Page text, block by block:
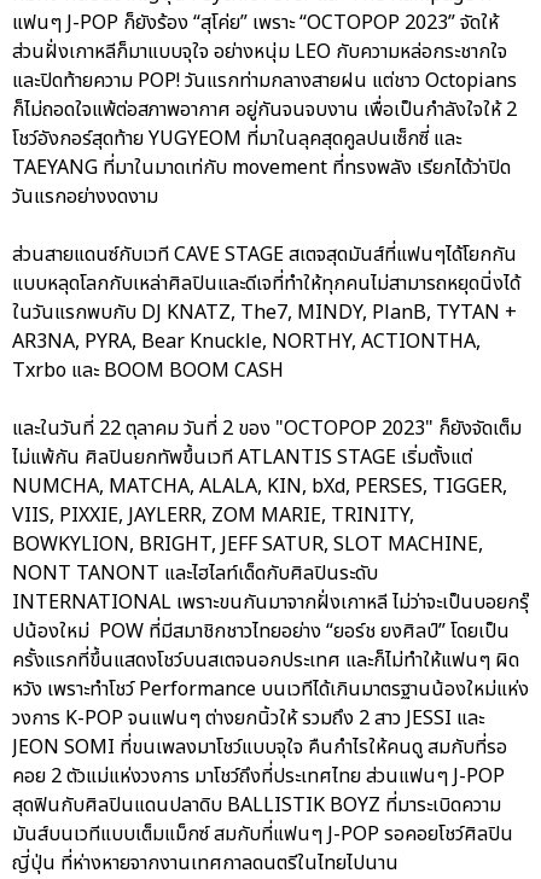
แฟนๆ J-POP ก็ยังร้อง “สุโค่ย” เพราะ “OCTOPOP 2023” จัดให้
ส่วนฝั่งเกาหลีก็มาแบบจุใจ อย่างหนุ่ม LEO กับความหล่อกระชากใจ
และปิดท้ายความ POP! วันแรกท่ามกลางสายฝน แต่ชาว Octopians
ก็ไม่ถอดใจแพ้ต่อสภาพอากาศ อยู่กันจนจบงาน เพื่อเป็นกำลังใจให้ 2
โชว์อังกอร์สุดท้าย YUGYEOM ที่มาในลุคสุดคูลปนเซ็กซี่ และ
TAEYANG ที่มาในมาดเท่กับ movement ที่ทรงพลัง เรียกได้ว่าปิด
วันแรกอย่างงดงาม
ส่วนสายแดนซ์กับเวที CAVE STAGE สเตจสุดมันส์ที่แฟนๆได้โยกกัน
แบบหลุดโลกกับเหล่าศิลปินและดีเจที่ทำให้ทุกคนไม่สามารถหยุดนิ่งได้
ในวันแรกพบกับ DJ KNATZ, The7, MINDY, PlanB, TYTAN +
AR3NA, PYRA, Bear Knuckle, NORTHY, ACTIONTHA,
Txrbo และ BOOM BOOM CASH
และในวันที่ 22 ตุลาคม วันที่ 2 ของ "OCTOPOP 2023" ก็ยังจัดเต็ม
ไม่แพ้กัน ศิลปินยกทัพขึ้นเวที ATLANTIS STAGE เริ่มตั้งแต่
NUMCHA, MATCHA, ALALA, KIN, bXd, PERSES, TIGGER,
VIIS, PIXXIE, JAYLERR, ZOM MARIE, TRINITY,
BOWKYLION, BRIGHT, JEFF SATUR, SLOT MACHINE,
NONT TANONT และไฮไลท์เด็ดกับศิลปินระดับ
INTERNATIONAL เพราะขนกันมาจากฝั่งเกาหลี ไม่ว่าจะเป็นบอยกรุ๊
ปน้องใหม่ POW ที่มีสมาชิกชาวไทยอย่าง “ยอร์ช ยงศิลป์” โดยเป็น
ครั้งแรกที่ขึ้นแสดงโชว์บนสเตจนอกประเทศ และก็ไม่ทำให้แฟนๆ ผิด
หวัง เพราะทำโชว์ Performance บนเวทีได้เกินมาตรฐานน้องใหม่แห่ง
วงการ K-POP จนแฟนๆ ต่างยกนิ้วให้ รวมถึง 2 สาว JESSI และ
JEON SOMI ที่ขนเพลงมาโชว์แบบจุใจ คืนกำไรให้คนดู สมกับที่รอ
คอย 2 ตัวแม่แห่งวงการ มาโชว์ถึงที่ประเทศไทย ส่วนแฟนๆ J-POP
สุดฟินกับศิลปินแดนปลาดิบ BALLISTIK BOYZ ที่มาระเบิดความ
มันส์บนเวทีแบบเต็มแม็กซ์ สมกับที่แฟนๆ J-POP รอคอยโชว์ศิลปิน
ญี่ปุ่น ที่ห่างหายจากงานเทศกาลดนตรีในไทยไปนาน